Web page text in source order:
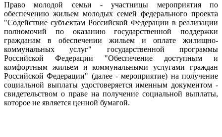
Право молодой семьи - участницы мероприятия по
обеспечению жильем молодых семей федерального проекта
"Содействие субъектам Российской Федерации в реализации
полномочий по оказанию государственной поддержки
гражданам в обеспечении жильем и оплате жилищно-
коммунальных услуг" государственной программы
Российской Федерации "Обеспечение доступным и
комфортным жильем и коммунальными услугами граждан
Российской Федерации" (далее - мероприятие) на получение
социальной выплаты удостоверяется именным документом -
свидетельством о праве на получение социальной выплаты,
которое не является ценной бумагой.